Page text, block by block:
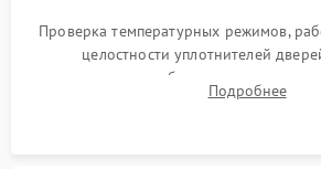
работе
2000 ₽
1000 ₽
Проверка температурных режимов,
целостности уплотнителей
сопротивления обмоток мотора,
считывание кодов ошибок с
Подробнее